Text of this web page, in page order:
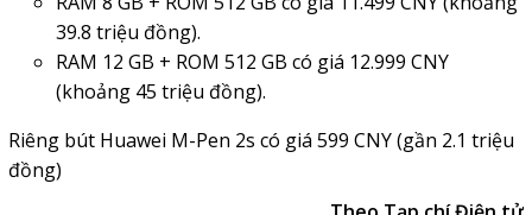
39.8 triệu đồng).
RAM 12 GB + ROM 512 GB có giá 12.999 CNY
(khoảng 45 triệu đồng).
Riêng bút Huawei M-Pen 2s có giá 599 CNY (gần 2.1 triệu
đồng)